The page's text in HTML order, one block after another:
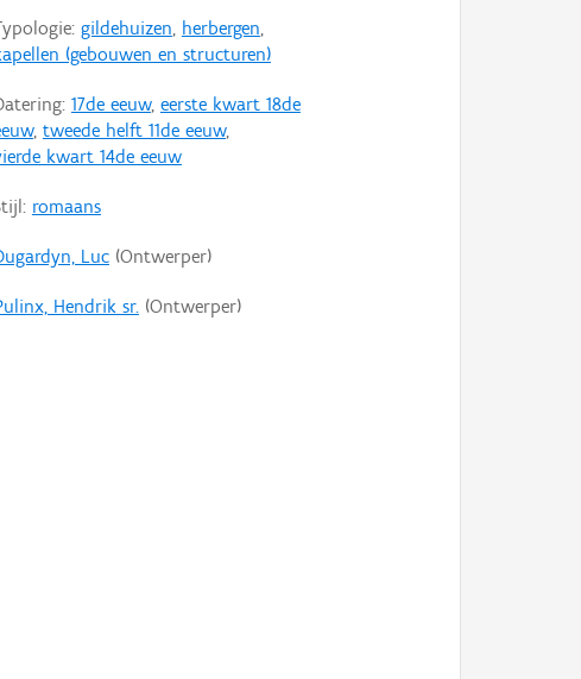
gildehuizen, herbergen,
(gebouwen en structuren)
17de eeuw, eerste kwart 18de
, tweede helft 11de eeuw,
kwart 14de eeuw
romaans
Luc(Ontwerper)
Hendrik sr.(Ontwerper)